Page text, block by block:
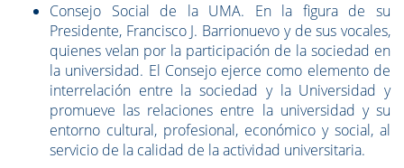
Consejo Social de la UMA. En la figura de su
Presidente, Francisco J. Barrionuevo y de sus vocales,
quienes velan por la participación de la sociedad en
la universidad. El Consejo ejerce como elemento de
interrelación entre la sociedad y la Universidad y
promueve las relaciones entre la universidad y su
entorno cultural, profesional, económico y social, al
servicio de la calidad de la actividad universitaria.